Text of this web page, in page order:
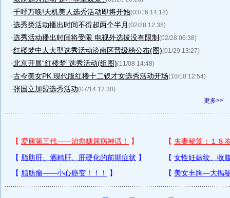
·千呼万唤!天机美人选秀活动即将开始(03/16 14:18)
·选秀类活动播出时间不得超两个半月 (02/28 12:38)
·选秀活动播出时间将受限 电视外选拔没有限制 (02/28 06:38)
·红楼梦中人大型选秀活动济南区晋级榜公布(图)(01/29 13:27)
·北京开展“红楼梦”选秀活动(组图)(11/08 14:48)
·古今美女PK 现代版红楼十二钗才女选秀活动开场(10/10 12:54)
·张国立加盟选秀活动(07/14 12:30)
更多>>